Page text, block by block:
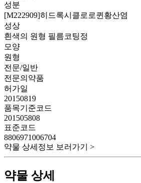
성분
[M222909]히드록시클로로퀸황산염
성상
흰색의 원형 필름코팅정
모양
원형
전문/일반
전문의약품
허가일
20150819
품목기준코드
201505808
표준코드
8806971006704
약물 상세정보 보러가기 >
약물 상세